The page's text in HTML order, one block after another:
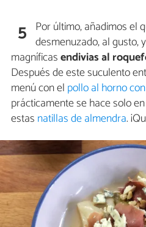
5 Por último, añadimos el
desmenuzado, al gusto,
magníficasendivias al
Después de este suculento
menú con el pollo al horno
prácticamente se hace solo
estas natillas de almendra.